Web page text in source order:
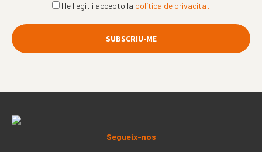
He llegit i accepto la política de privacitat
Segueix-nos